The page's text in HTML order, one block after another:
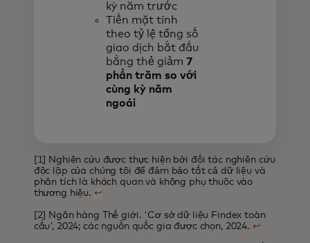
kỳ năm trước
Tiền mặt tính
theo tỷ lệ tổng số
giao dịch bắt đầu
bằng thẻ giảm 7
phần trăm so với
cùng kỳ năm
ngoái
[1] Nghiên cứu được thực hiện bởi đối tác nghiên cứu
độc lập của chúng tôi để đảm bảo tất cả dữ liệu và
phân tích là khách quan và không phụ thuộc vào
thương hiệu. ↩
[2] Ngân hàng Thế giới. 'Cơ sở dữ liệu Findex toàn
cầu', 2024; các nguồn quốc gia được chọn, 2024. ↩